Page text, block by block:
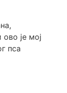
је мој
пса